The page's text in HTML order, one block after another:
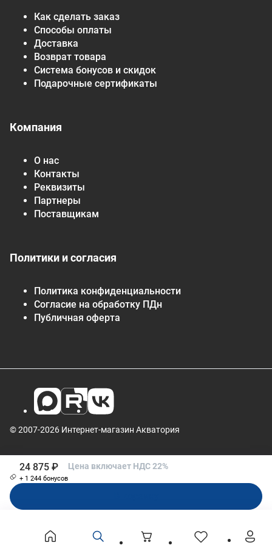
24 875 ₽
+ 1 244 бонусов
Цена включает НДС 22%
Как сделать заказ
Способы оплаты
Доставка
Возврат товара
Система бонусов и скидок
Подарочные сертификаты
Компания
О нас
Контакты
Реквизиты
Партнеры
Поставщикам
Политики и согласия
Политика конфиденциальности
Согласие на обработку ПДн
Публичная оферта
© 2007-2026 Интернет-магазин Акватория